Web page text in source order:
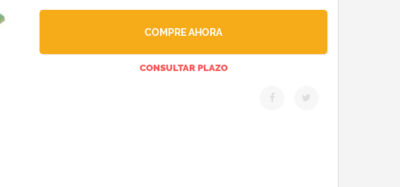
COMPRE AHORA
CONSULTAR PLAZO